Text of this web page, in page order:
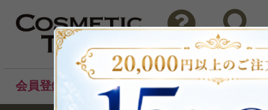
問い合わせ 検索
会員登録後のお買い物でポイントプレゼント！